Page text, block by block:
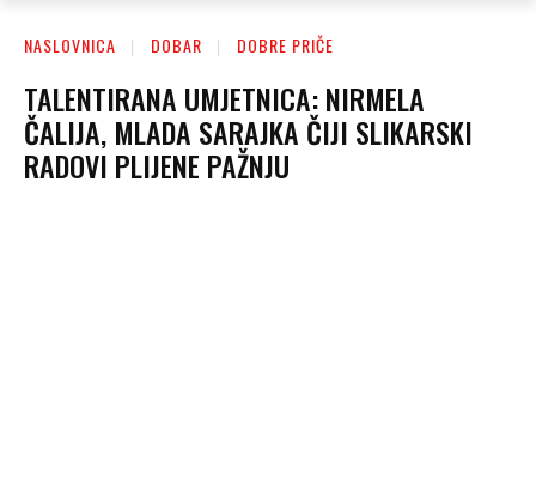
NASLOVNICA DOBAR DOBRE PRIČE
TALENTIRANA UMJETNICA: NIRMELA
ČALIJA, MLADA SARAJKA ČIJI SLIKARSKI
RADOVI PLIJENE PAŽNJU